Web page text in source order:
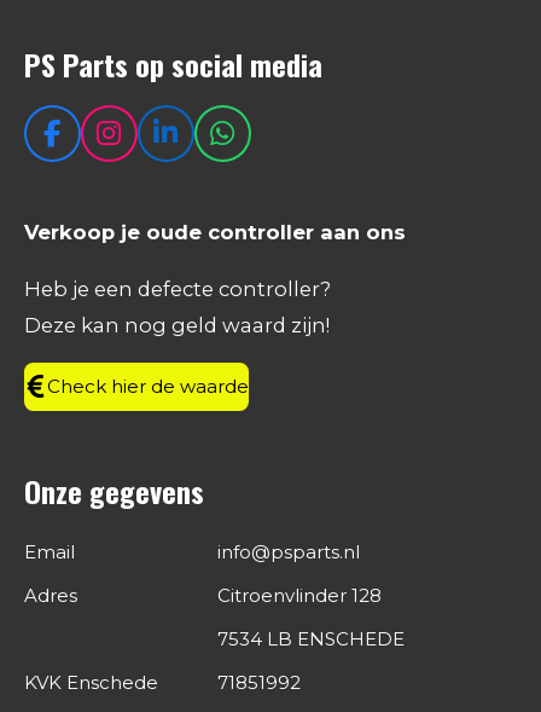
PS Parts op social media
F
a
e
o
o
k
I
n
t
a
r
a
m
L
i
k
d
I
n
W
h
t
p
p
Verkoop je oude controller aan ons
Heb je een defecte controller?
Deze kan nog geld waard zijn!
Check hier de waarde
Onze gegevens
Email
info@psparts.nl
Adres
Citroenvlinder 128
7534 LB ENSCHEDE
KVK Enschede
71851992